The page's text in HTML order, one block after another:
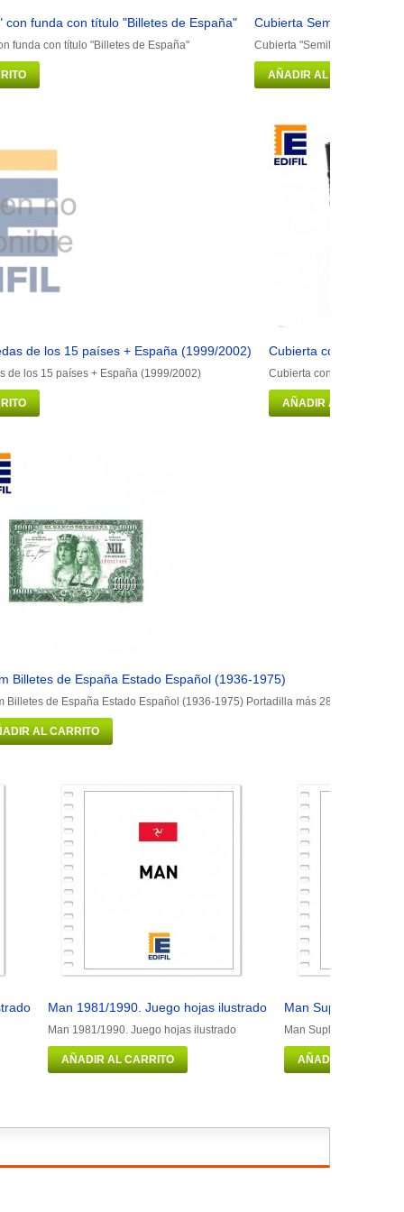
con funda con título "Billetes de España"
funda con título "Billetes de España"
Cubierta Semilujo con
Cubierta "Semilujo" con
AÑADIR AL CARRITO
de los 15 países + España (1999/2002)
de los 15 países + España (1999/2002)
Cubierta con funda (6
Cubierta con funda (6
AÑADIR AL CARRITO
Billetes de España Estado Español (1936-1975)
Billetes de España Estado Español (1936-1975) Portadilla más 28 hojas con
AL CARRITO
Man 1981/1990. Juego hojas ilustrado
Man 1981/1990. Juego hojas ilustrado
AÑADIR AL CARRITO
Man Suplemento
Man Suplemento 2016
AÑADIR AL